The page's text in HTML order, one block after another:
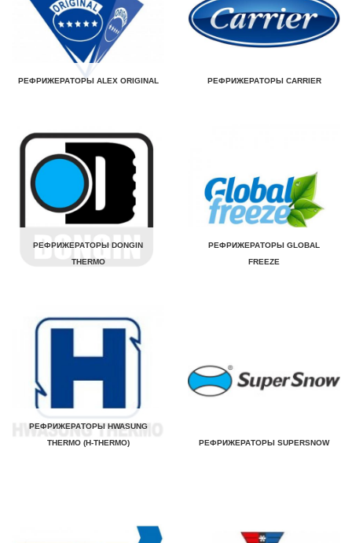
РЕФРИЖЕРАТОРЫ ALEX ORIGINAL РЕФРИЖЕРАТОРЫ CARRIER
РЕФРИЖЕРАТОРЫ DONGIN
THERMO
РЕФРИЖЕРАТОРЫ GLOBAL
FREEZE
РЕФРИЖЕРАТОРЫ HWASUNG
THERMO (H-THERMO)
РЕФРИЖЕРАТОРЫ SUPERSNOW